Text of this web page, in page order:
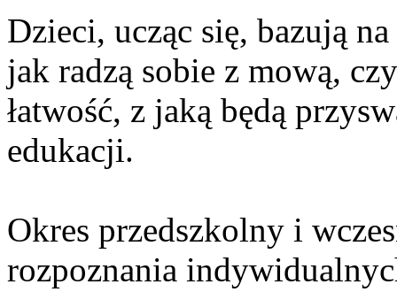
Dzieci, ucząc się, bazują
jak radzą sobie z mową,
łatwość, z jaką będą
edukacji.
Okres przedszkolny i
rozpoznania